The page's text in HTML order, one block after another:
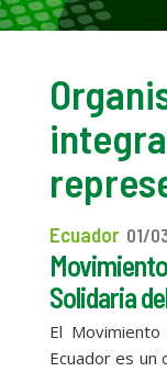
Ecuador 01/
Solidaria
El
Ecuador es un